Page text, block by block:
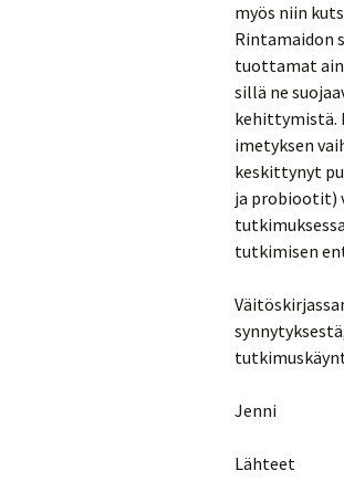
myös niin
Rintamaidon
tuottamat
sillä ne
kehittymistä.
imetyksen
keskittynyt
ja probiootit)
tutkimisen
Jenni
Lähteet